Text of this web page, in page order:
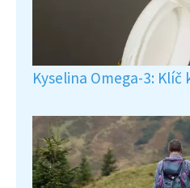
Kyselina Omega-3: